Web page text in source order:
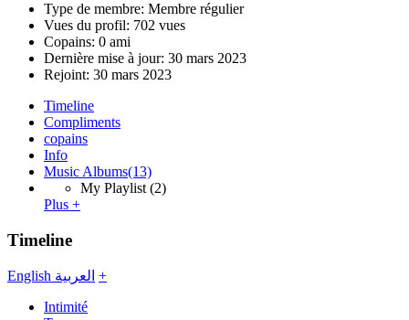
Type de membre: Membre régulier
Vues du profil: 702 vues
Copains: 0 ami
Dernière mise à jour: 30 mars 2023
Rejoint: 30 mars 2023
Timeline
Compliments
copains
Info
Music Albums(13)
My Playlist (2)
Plus +
Timeline
English العربية +
Intimité